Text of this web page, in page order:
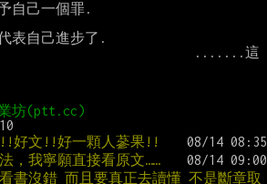
自己一個罪.
表自己進步了.
好文!!好一顆人蔘果!!
，我寧願直接看原文……
書沒錯 而且要真正去讀懂 不是斷章取